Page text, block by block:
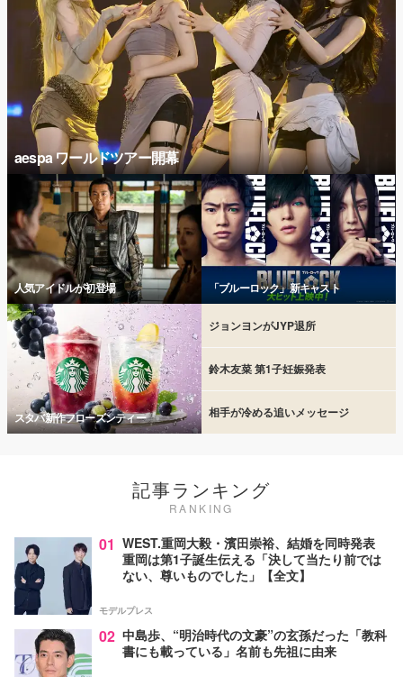
aespa ワールドツアー開幕
人気アイドルが初登場 「ブルーロック」新キャスト
スタバ新作フローズンティー
ジョンヨンがJYP退所
鈴木友菜 第1子妊娠発表
相手が冷める追いメッセージ
記事ランキング
RANKING
01 WEST.重岡大毅・濱田崇裕、結婚を同時発表
重岡は第1子誕生伝える「決して当たり前では
ない、尊いものでした」【全文】
モデルプレス
02 中島歩、“明治時代の文豪”の玄孫だった「教科
書にも載っている」名前も先祖に由来